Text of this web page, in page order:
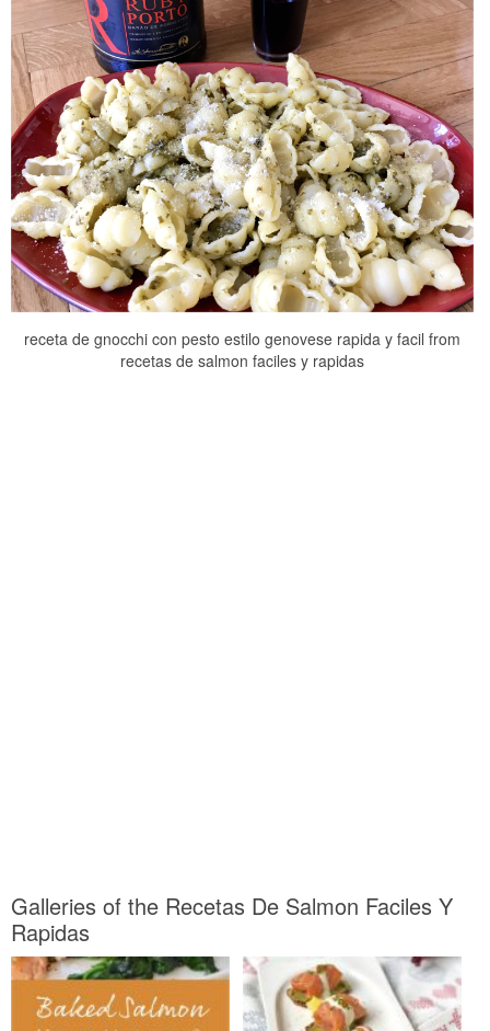
receta de gnocchi con pesto estilo genovese rapida y facil from
recetas de salmon faciles y rapidas
Galleries of the Recetas De Salmon Faciles Y
Rapidas